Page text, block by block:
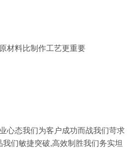
材料比制作工艺更重要
心态我们为客户成功而战我们苛求
们敏捷突破,高效制胜我们务实坦